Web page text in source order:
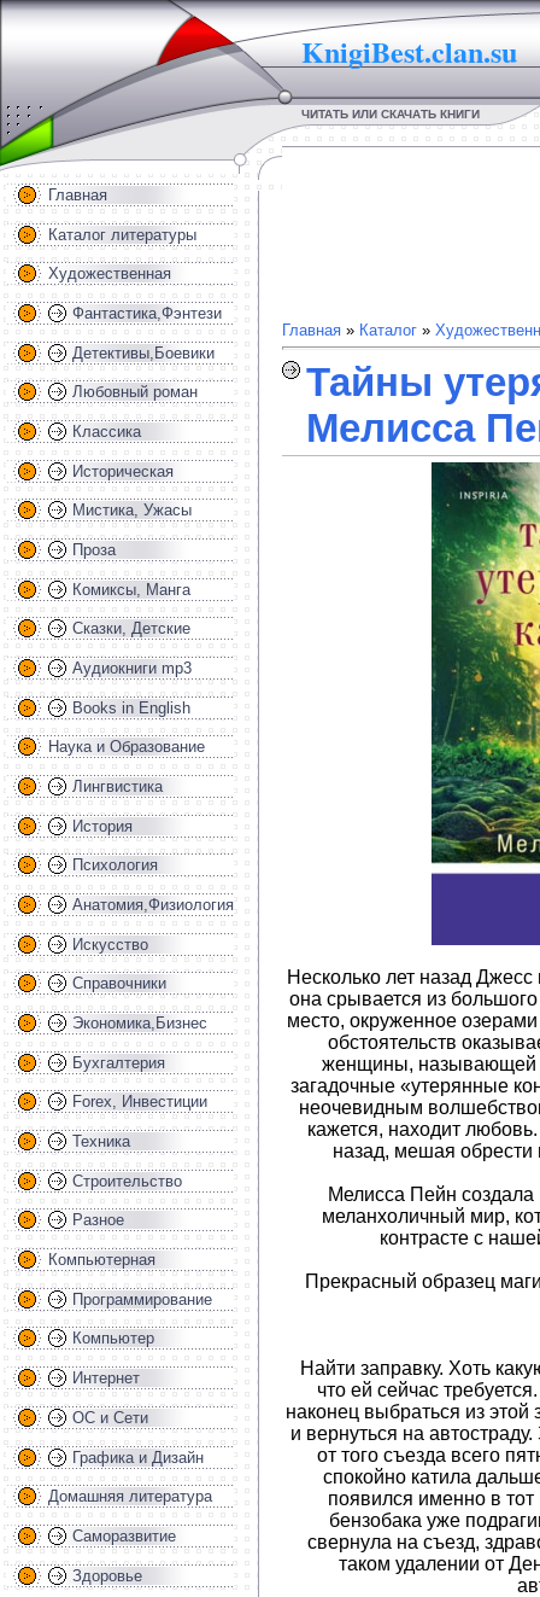
KnigiBest.clan.su
ЧИТАТЬ ИЛИ СКАЧАТЬ КНИГИ
Главная
Каталог литературы
Художественная
Фантастика,Фэнтези
Детективы,Боевики
Любовный роман
Классика
Историческая
Мистика, Ужасы
Проза
Комиксы, Манга
Сказки, Детские
Аудиокниги mp3
Books in English
Наука и Образование
Лингвистика
История
Психология
Анатомия,Физиология
Искусство
Справочники
Экономика,Бизнес
Бухгалтерия
Forex, Инвестиции
Техника
Строительство
Разное
Компьютерная
Программирование
Компьютер
Интернет
ОС и Сети
Графика и Дизайн
Домашняя литература
Саморазвитие
Здоровье
Главная » Каталог »
Тайны
Мелисса
Несколько лет назад
она срывается из
место, окруженное
обстоятельств
женщины, называющей
загадочные «утерянные
неочевидным
кажется, находит
назад, мешая
Мелисса Пейн создала
меланхоличный мир,
контрасте с
Прекрасный образец
Найти заправку. Хоть
что ей сейчас
наконец выбраться из этой
и вернуться на
от того съезда всего
спокойно катила
появился именно в тот
бензобака уже
свернула на съезд,
таком удалении от